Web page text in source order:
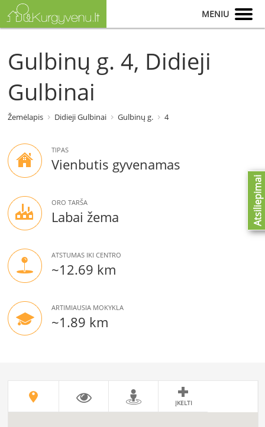
MENIU
Gulbinų g. 4, Didieji
Gulbinai
Žemėlapis Didieji Gulbinai Gulbinų g. 4
TIPAS
Vienbutis gyvenamas
ORO TARŠA
Labai žema
ATSTUMAS IKI CENTRO
~12.69 km
ARTIMIAUSIA MOKYKLA
~1.89 km
ĮKELTI
Atsiliepimai